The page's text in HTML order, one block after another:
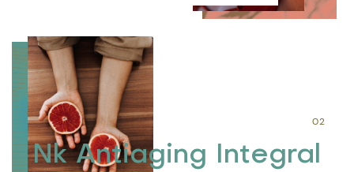
Nk Antiaging Integral
02